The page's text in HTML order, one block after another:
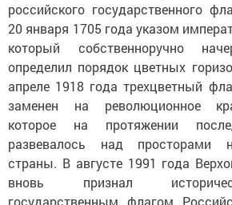
российского государственного
20 января 1705 года указом
который собственноручно
определил порядок цветных
апреле 1918 года трехцветный
заменен на революционное
которое на протяжении
развевалось над просторами
страны. В августе 1991 года
вновь признал